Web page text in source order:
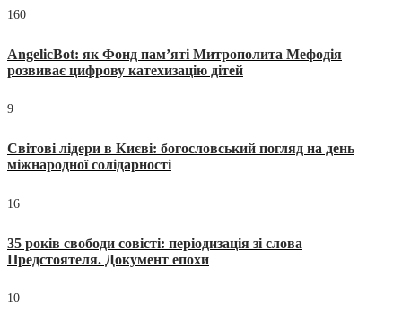
160
AngelicBot: як Фонд пам’яті Митрополита Мефодія
розвиває цифрову катехизацію дітей
9
Світові лідери в Києві: богословський погляд на день
міжнародної солідарності
16
35 років свободи совісті: періодизація зі слова
Предстоятеля. Документ епохи
10